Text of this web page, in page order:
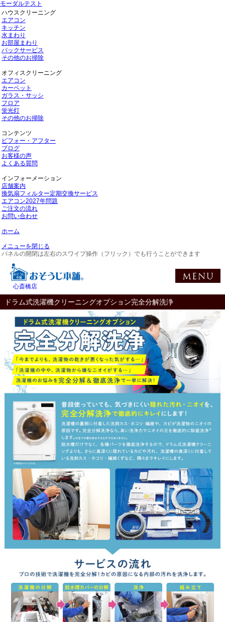
モーダルテスト
ハウスクリーニング
エアコン
キッチン
水まわり
お部屋まわり
パックサービス
その他のお掃除
オフィスクリーニング
エアコン
カーペット
ガラス・サッシ
フロア
蛍光灯
その他のお掃除
コンテンツ
ビフォー・アフター
ブログ
お客様の声
よくある質問
インフォーメーション
店舗案内
換気扇フィルター定期交換サービス
エアコン2027年問題
ご注文の流れ
お問い合わせ
ホーム
メニューを閉じる
パネルの開閉は左右のスワイプ操作（フリック）でも行うことができます
心斎橋店
ドラム式洗濯機クリーニングオプション完全分解洗浄